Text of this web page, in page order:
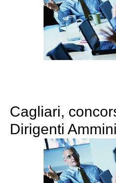
Cagliari,
Dirigenti